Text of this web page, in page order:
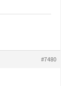
#7480